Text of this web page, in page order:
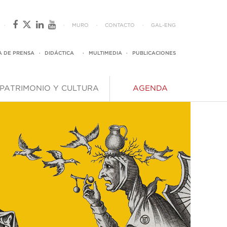
· · MURO · CONTACTO · GAL- ENG
DE PRENSA · DIDÁCTICA · MULTIMEDIA · PUBLICACIONES
PATRIMONIO Y CULTURA AGENDA